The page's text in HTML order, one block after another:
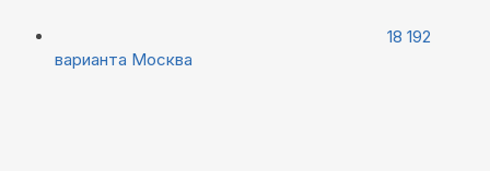
18 192
варианта Москва